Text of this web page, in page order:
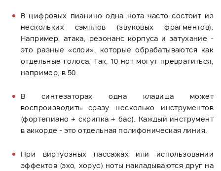
В цифровых пианино одна нота часто состоит из
нескольких сэмплов (звуковых фрагментов).
Например, атака, резонанс корпуса и затухание -
это разные «слои», которые обрабатываются как
отдельные голоса. Так, 10 нот могут превратиться,
например, в 50.
В синтезаторах одна клавиша может
воспроизводить сразу несколько инструментов
(фортепиано + скрипка + бас). Каждый инструмент
в аккорде - это отдельная полифоническая линия.
При виртуозных пассажах или использовании
эффектов (эхо, хорус) ноты накладываются друг на